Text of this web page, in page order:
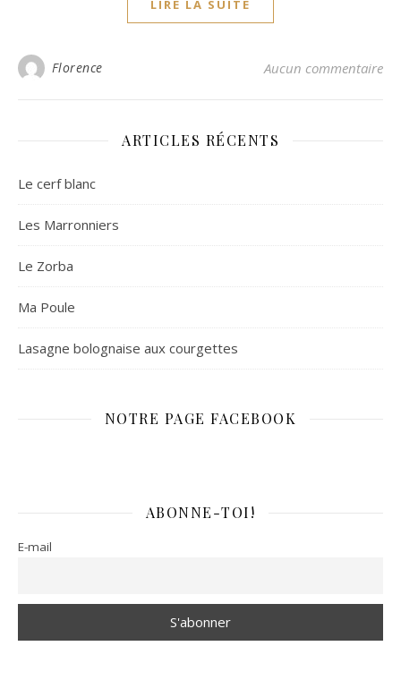
LIRE LA SUITE
Florence Aucun commentaire
ARTICLES RÉCENTS
Le cerf blanc
Les Marronniers
Le Zorba
Ma Poule
Lasagne bolognaise aux courgettes
NOTRE PAGE FACEBOOK
ABONNE-TOI!
E-mail